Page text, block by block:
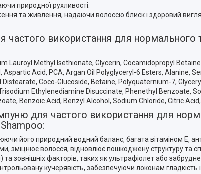
природної рухливості.
та живлення, надаючи волоссю блиск і здоровий
частого використання для нормального
Lauroyl Methyl Isethionate, Glycerin, Cocamidopropyl
Acid, PCA, Argan Oil Polyglyceryl-6 Esters, Alanine,
Coco-Glucoside, Betaine, Polyquaternium-7,
Ethylenediamine Disuccinate, Phenethyl Benzoate,
Benzoic Acid, Benzyl Alcohol, Sodium Chloride, Citric Acid,
для частого використання для
його природний водний баланс, багата вітаміном Е,
зміцнює волосся, відновлює пошкоджену структуру та
та зовнішніх факторів, таких як ультрафіолет або
кучерявість, забезпечуючи локонам гладкість і